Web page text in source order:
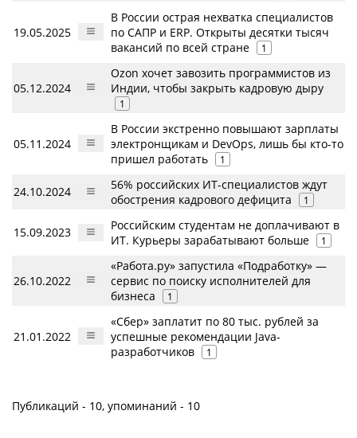
19.05.2025
В России острая нехватка специалистов
по САПР и ERP. Открыты десятки тысяч
вакансий по всей стране
1
05.12.2024
Ozon хочет завозить программистов из
Индии, чтобы закрыть кадровую дыру
1
05.11.2024
В России экстренно повышают зарплаты
электронщикам и DevOps, лишь бы кто-то
пришел работать
1
24.10.2024
56% российских ИТ-специалистов ждут
обострения кадрового дефицита
1
15.09.2023
Российским студентам не доплачивают в
ИТ. Курьеры зарабатывают больше
1
26.10.2022
«Работа.ру» запустила «Подработку» —
сервис по поиску исполнителей для
бизнеса
1
21.01.2022
«Сбер» заплатит по 80 тыс. рублей за
успешные рекомендации Java-
разработчиков
1
Публикаций - 10, упоминаний - 10